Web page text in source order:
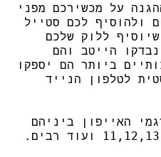
על מכשירכם מפני
ולהוסיף לכם סטייל
ללוק שלכם
הייטב והם
ביותר הם יספקו
לטלפון הנייד
האייפון ביניהם